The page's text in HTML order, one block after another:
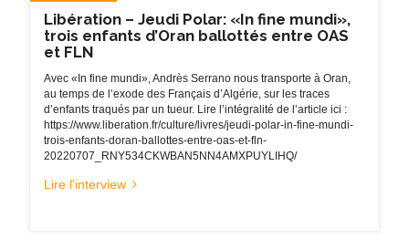
Libération – Jeudi Polar: «In fine mundi»,
trois enfants d’Oran ballottés entre OAS
et FLN
Avec «In fine mundi», Andrès Serrano nous transporte à Oran,
au temps de l’exode des Français d’Algérie, sur les traces
d’enfants traqués par un tueur. Lire l’intégralité de l’article ici :
https://www.liberation.fr/culture/livres/jeudi-polar-in-fine-mundi-
trois-enfants-doran-ballottes-entre-oas-et-fln-
20220707_RNY534CKWBAN5NN4AMXPUYLIHQ/
Lire l'interview